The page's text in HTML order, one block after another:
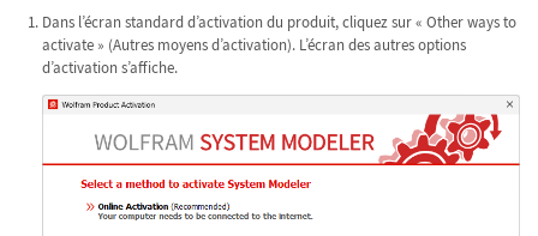
Dans l’écran standard d’activation du produit, cliquez sur « Other ways to
activate » (Autres moyens d’activation). L’écran des autres options
d’activation s’affiche.